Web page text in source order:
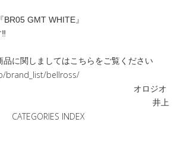
GMT WHITE』
品に関しましてはこちらをご覧ください
brand_list/bellross/
オロジオ
井上
CATEGORIES INDEX